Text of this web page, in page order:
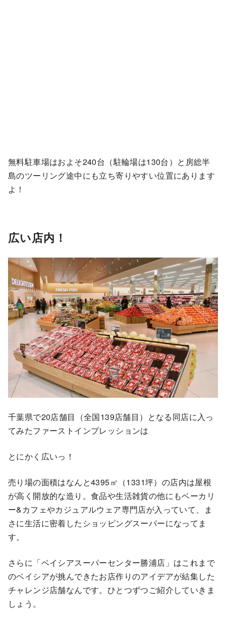
無料駐車場はおよそ240台（駐輪場は130台）と房総半
島のツーリング途中にも立ち寄りやすい位置にあります
よ！
広い店内！
千葉県で20店舗目（全国139店舗目）となる同店に入っ
てみたファーストインプレッションは
とにかく広いっ！
売り場の面積はなんと4395㎡（1331坪）の店内は屋根
が高く開放的な造り。食品や生活雑貨の他にもベーカリ
ー&カフェやカジュアルウェア専門店が入っていて、ま
さに生活に密着したショッピングスーパーになってま
す。
さらに「ベイシアスーパーセンター勝浦店」はこれまで
のベイシアが挑んできたお店作りのアイデアが結集した
チャレンジ店舗なんです。ひとつずつご紹介していきま
しょう。